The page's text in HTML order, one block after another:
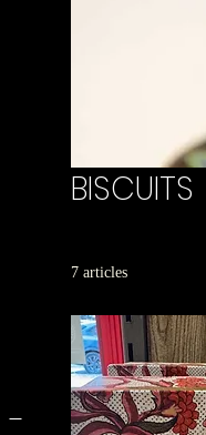
BISCUITS
7 articles